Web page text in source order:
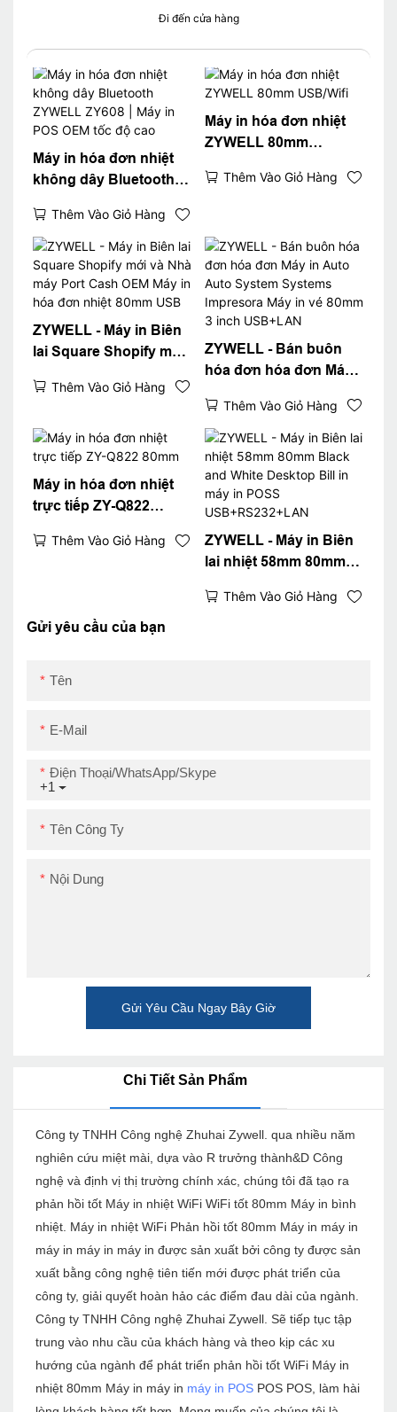
Đi đến cửa hàng
Máy in hóa đơn nhiệt
không dây Bluetooth
POS OEM tốc độ cao
Thêm Vào Giỏ Hàng
Máy in hóa đơn nhiệt
ZYWELL 80mm
Thêm Vào Giỏ Hàng
ZYWELL - Máy in Biên
lai Square Shopify mới
OEM Máy in hóa đơn
Thêm Vào Giỏ Hàng
ZYWELL - Bán buôn
hóa đơn hóa đơn Máy
Systems Impresora
Máy in vé 80mm 3 inch
USB+LAN
Thêm Vào Giỏ Hàng
Máy in hóa đơn nhiệt
trực tiếp ZY-Q822
Thêm Vào Giỏ Hàng
ZYWELL - Máy in Biên
lai nhiệt 58mm 80mm
Desktop Bill in máy in
Thêm Vào Giỏ Hàng
Gửi yêu cầu của bạn
Tên
E-Mail
+1
Điện Thoại/WhatsApp/Skype
Tên Công Ty
Nội Dung
Gửi Yêu Cầu Ngay Bây Giờ
Chi Tiết Sản Phẩm
Công ty TNHH Công nghệ Zhuhai Zywell. qua nhiều năm
nghiên cứu miệt mài, dựa vào R trưởng thành&D Công
nghệ và định vị thị trường chính xác, chúng tôi đã tạo ra
phản hồi tốt Máy in nhiệt WiFi WiFi tốt 80mm Máy in bình
nhiệt. Máy in nhiệt WiFi Phản hồi tốt 80mm Máy in máy in
máy in máy in máy in được sản xuất bởi công ty được sản
xuất bằng công nghệ tiên tiến mới được phát triển của
công ty, giải quyết hoàn hảo các điểm đau dài của ngành.
Công ty TNHH Công nghệ Zhuhai Zywell. Sẽ tiếp tục tập
trung vào nhu cầu của khách hàng và theo kịp các xu
hướng của ngành để phát triển phản hồi tốt WiFi Máy in
nhiệt 80mm Máy in máy in máy in POS POS POS, làm hài